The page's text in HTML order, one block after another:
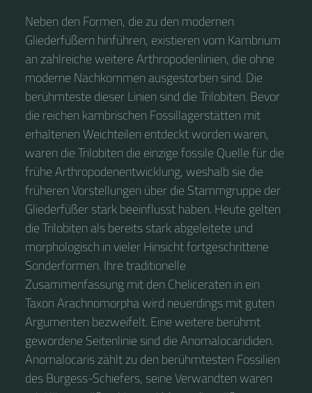
Neben den Formen, die zu den modernen
Gliederfüßern hinführen, existieren vom Kambrium
an zahlreiche weitere Arthropodenlinien, die ohne
moderne Nachkommen ausgestorben sind. Die
berühmteste dieser Linien sind die Trilobiten. Bevor
die reichen kambrischen Fossillagerstätten mit
erhaltenen Weichteilen entdeckt worden waren,
waren die Trilobiten die einzige fossile Quelle für die
frühe Arthropodenentwicklung, weshalb sie die
früheren Vorstellungen über die Stammgruppe der
Gliederfüßer stark beeinflusst haben. Heute gelten
die Trilobiten als bereits stark abgeleitete und
morphologisch in vieler Hinsicht fortgeschrittene
Sonderformen. Ihre traditionelle
Zusammenfassung mit den Cheliceraten in ein
Taxon Arachnomorpha wird neuerdings mit guten
Argumenten bezweifelt. Eine weitere berühmt
gewordene Seitenlinie sind die Anomalocarididen.
Anomalocaris zählt zu den berühmtesten Fossilien
des Burgess-Schiefers, seine Verwandten waren